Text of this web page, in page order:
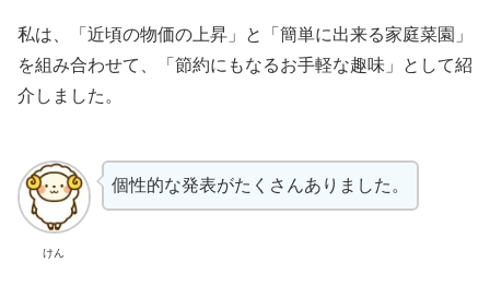
私は、「近頃の物価の上昇」と「簡単に出来る家庭菜園」
を組み合わせて、「節約にもなるお手軽な趣味」として紹
介しました。
けん
個性的な発表がたくさんありました。